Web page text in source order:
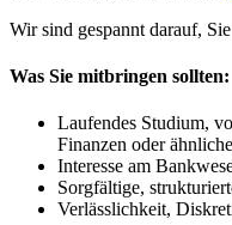
Wir sind gespannt darauf,
Was Sie mitbringen sollten:
Laufendes Studium,
Finanzen oder
Interesse am
Sorgfältige,
Verlässlichkeit,